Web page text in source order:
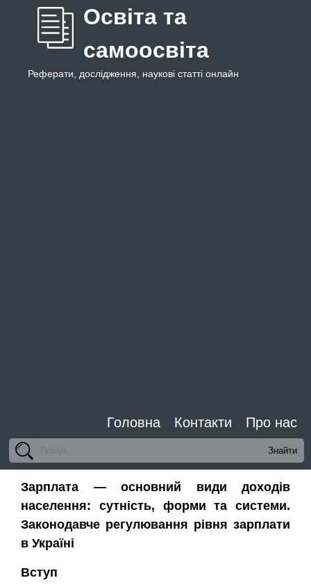
Освіта та
самоосвіта
Реферати, дослідження, наукові статті онлайн
Головна Контакти Про нас
Зарплата — основний види доходів
населення: сутність, форми та системи.
Законодавче регулювання рівня зарплати
в Україні
Вступ